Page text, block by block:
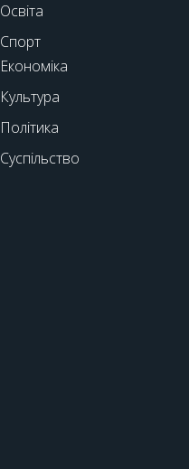
Освіта
Спорт
Економіка
Культура
Політика
Суспільство